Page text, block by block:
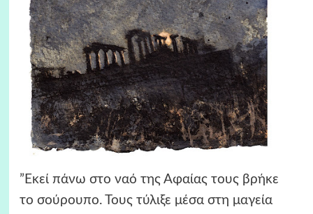
”Εκεί πάνω στο ναό της Αφαίας τους βρήκε
το σούρουπο. Τους τύλιξε μέσα στη μαγεία